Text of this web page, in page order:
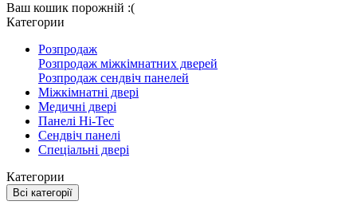
Ваш кошик порожній :(
Категории
Розпродаж
Розпродаж міжкімнатних дверей
Розпродаж сендвіч панелей
Міжкімнатні двері
Медичні двері
Панелі Hi-Tec
Сендвіч панелі
Спеціальні двері
Категории
Всі категорії